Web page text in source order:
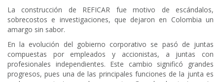
La construcción de REFICAR fue motivo de escándalos,
sobrecostos e investigaciones, que dejaron en Colombia un
amargo sin sabor.
En la evolución del gobierno corporativo se pasó de juntas
compuestas por empleados y accionistas, a juntas con
profesionales independientes. Este cambio significó grandes
progresos, pues una de las principales funciones de la junta es